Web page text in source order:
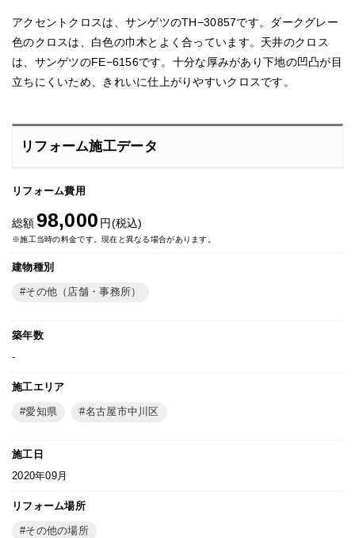
アクセントクロスは、サンゲツのTH−30857です。ダークグレー
色のクロスは、白色の巾木とよく合っています。天井のクロス
は、サンゲツのFE−6156です。十分な厚みがあり下地の凹凸が目
立ちにくいため、きれいに仕上がりやすいクロスです。
リフォーム施工データ
リフォーム費用
総額98,000 円(税込)
※施工当時の料金です。現在と異なる場合があります。
建物種別
その他（店舗・事務所）
築年数
-
施工エリア
愛知県 名古屋市中川区
施工日
2020年09月
リフォーム場所
その他の場所